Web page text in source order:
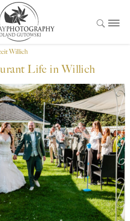
Willich
Life in Willich